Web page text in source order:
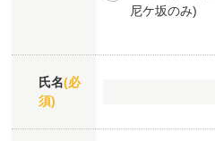
尼ケ坂のみ)
氏名(必
須)